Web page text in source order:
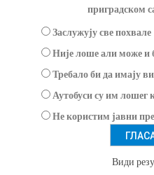
приградском
Заслужују све похвале
Није лоше али може и
Требало би да имају
Аутобуси су им лошег
Не користим јавни
Види